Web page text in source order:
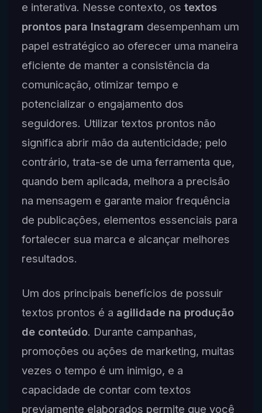
e interativa. Nesse contexto, os textos
prontos para Instagram desempenham um
papel estratégico ao oferecer uma maneira
eficiente de manter a consistência da
comunicação, otimizar tempo e
potencializar o engajamento dos
seguidores. Utilizar textos prontos não
significa abrir mão da autenticidade; pelo
contrário, trata-se de uma ferramenta que,
quando bem aplicada, melhora a precisão
na mensagem e garante maior frequência
de publicações, elementos essenciais para
fortalecer sua marca e alcançar melhores
resultados.
Um dos principais benefícios de possuir
textos prontos é a agilidade na produção
de conteúdo. Durante campanhas,
promoções ou ações de marketing, muitas
vezes o tempo é um inimigo, e a
capacidade de contar com textos
previamente elaborados permite que você